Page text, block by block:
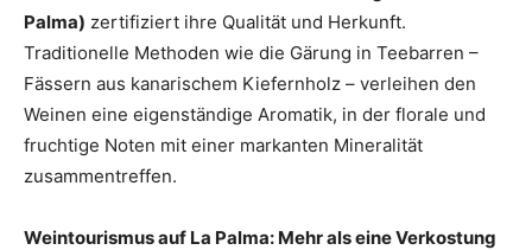
Palma) zertifiziert ihre Qualität und Herkunft.
Traditionelle Methoden wie die Gärung in Teebarren –
Fässern aus kanarischem Kiefernholz – verleihen den
Weinen eine eigenständige Aromatik, in der florale und
fruchtige Noten mit einer markanten Mineralität
zusammentreffen.
Weintourismus auf La Palma: Mehr als eine Verkostung